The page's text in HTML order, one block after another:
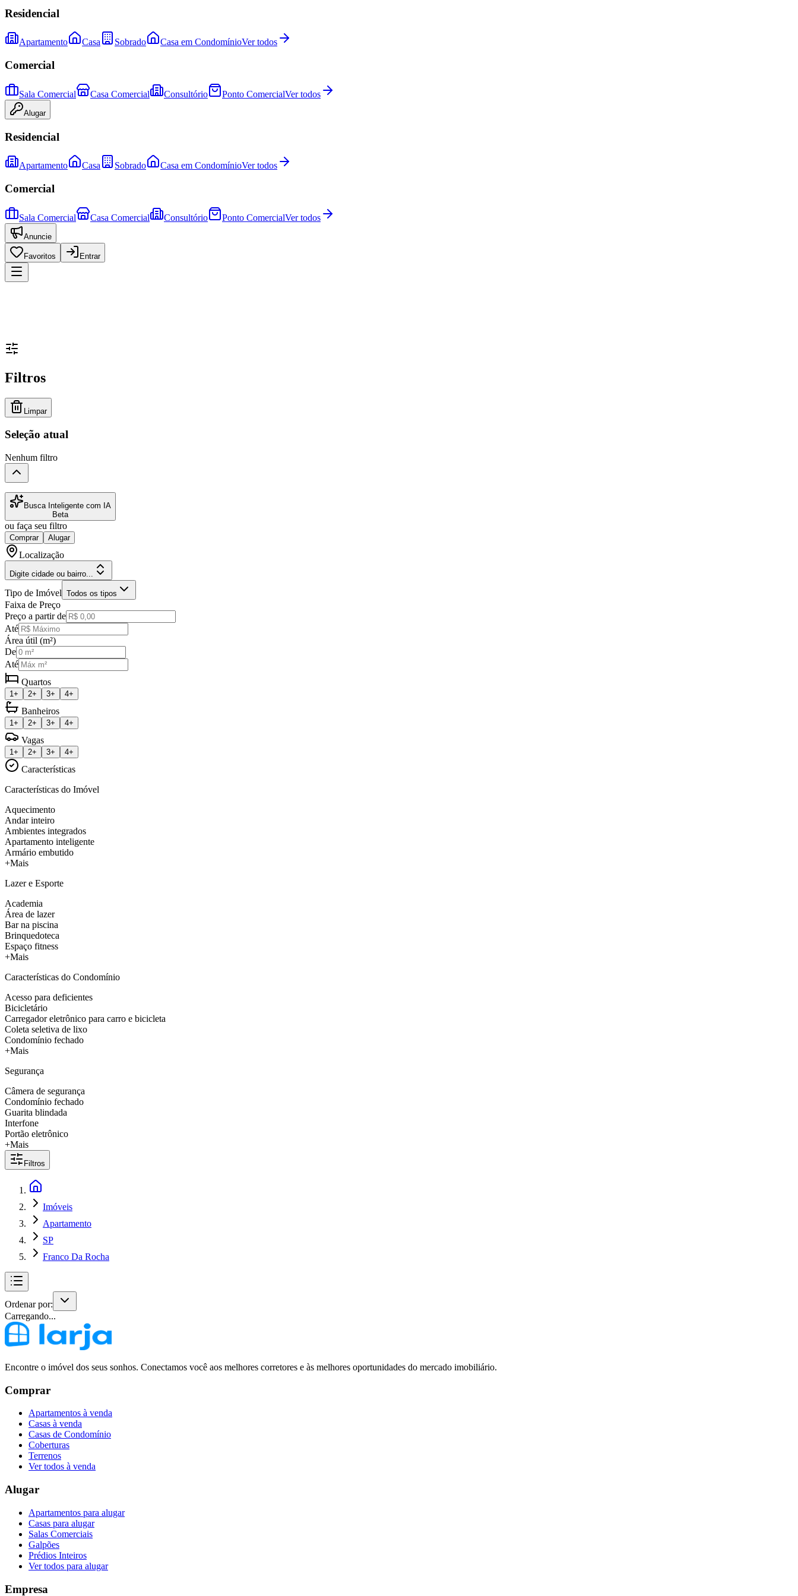
Residencial
Apartamento Casa Sobrado Casa em CondomínioVer todos
Comercial
Sala Comercial Casa Comercial Consultório Ponto ComercialVer todos
Alugar
Residencial
Apartamento Casa Sobrado Casa em CondomínioVer todos
Comercial
Sala Comercial Casa Comercial Consultório Ponto ComercialVer todos
Anuncie
Favoritos Entrar
Filtros
Limpar
Seleção atual
Nenhum filtro
Busca Inteligente com IA
Beta
ou faça seu filtro
Comprar Alugar
Localização
Digite cidade ou bairro...
Tipo de Imóvel Todos os tipos
Faixa de Preço
Preço a partir de
Até
Área útil (m²)
De
Até
Quartos
1+ 2+ 3+ 4+
Banheiros
1+ 2+ 3+ 4+
Vagas
1+ 2+ 3+ 4+
Características
Características do Imóvel
Aquecimento
Andar inteiro
Ambientes integrados
Apartamento inteligente
Armário embutido
+Mais
Lazer e Esporte
Academia
Área de lazer
Bar na piscina
Brinquedoteca
Espaço fitness
+Mais
Características do Condomínio
Acesso para deficientes
Bicicletário
Carregador eletrônico para carro e bicicleta
Coleta seletiva de lixo
Condomínio fechado
+Mais
Segurança
Câmera de segurança
Condomínio fechado
Guarita blindada
Interfone
Portão eletrônico
+Mais
Filtros
Imóveis
Apartamento
SP
Franco Da Rocha
Ordenar por:
Carregando...
Encontre o imóvel dos seus sonhos. Conectamos você aos melhores corretores e às melhores oportunidades do mercado imobiliário.
Comprar
Apartamentos à venda
Casas à venda
Casas de Condomínio
Coberturas
Terrenos
Ver todos à venda
Alugar
Apartamentos para alugar
Casas para alugar
Salas Comerciais
Galpões
Prédios Inteiros
Ver todos para alugar
Empresa